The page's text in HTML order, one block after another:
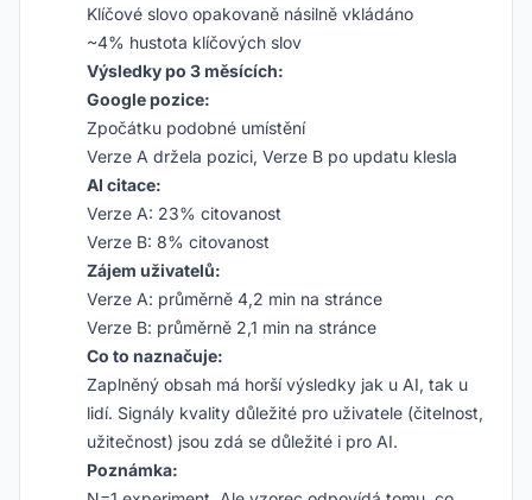
Klíčové slovo opakovaně násilně vkládáno
~4% hustota klíčových slov
Výsledky po 3 měsících:
Google pozice:
Zpočátku podobné umístění
Verze A držela pozici, Verze B po updatu klesla
AI citace:
Verze A: 23% citovanost
Verze B: 8% citovanost
Zájem uživatelů:
Verze A: průměrně 4,2 min na stránce
Verze B: průměrně 2,1 min na stránce
Co to naznačuje:
Zaplněný obsah má horší výsledky jak u AI, tak u
lidí. Signály kvality důležité pro uživatele (čitelnost,
užitečnost) jsou zdá se důležité i pro AI.
Poznámka: